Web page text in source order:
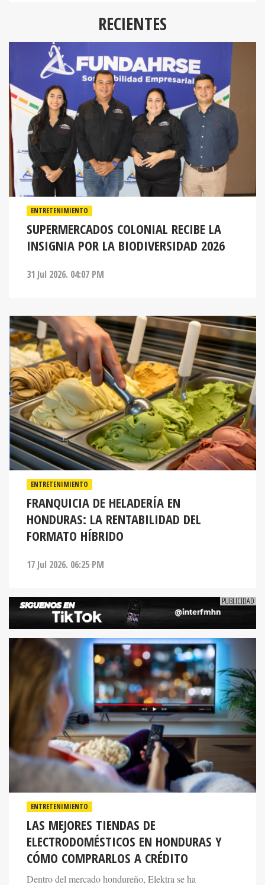
RECIENTES
ENTRETENIMIENTO
SUPERMERCADOS COLONIAL RECIBE LA
INSIGNIA POR LA BIODIVERSIDAD 2026
31 Jul 2026. 04:07 PM
ENTRETENIMIENTO
FRANQUICIA DE HELADERÍA EN
HONDURAS: LA RENTABILIDAD DEL
FORMATO HÍBRIDO
17 Jul 2026. 06:25 PM
LAS MEJORES TIENDAS DE
ELECTRODOMÉSTICOS EN HONDURAS Y
CÓMO COMPRARLOS A CRÉDITO
Dentro del mercado hondureño, Elektra se ha
posicionado como una de las alternativas más